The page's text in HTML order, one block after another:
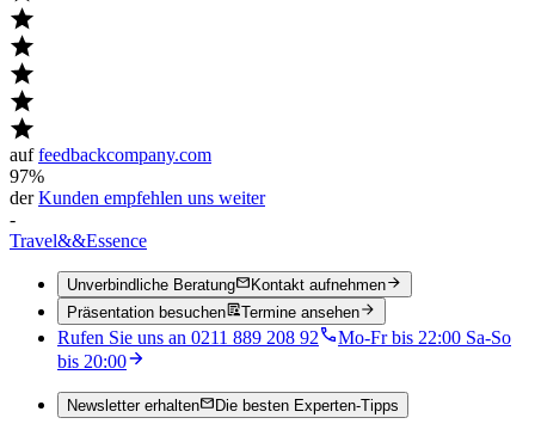
auffeedbackcompany.com
97%
derKunden empfehlen uns weiter
-
Travel&&Essence
Unverbindliche Beratung
Kontakt aufnehmen
Präsentation besuchen
Termine ansehen
Rufen Sie uns an 0211 889 208 92
Mo-Fr bis 22:00 Sa-So
bis 20:00
Newsletter erhalten Die besten Experten-Tipps